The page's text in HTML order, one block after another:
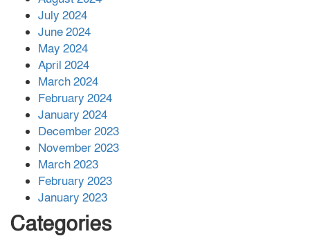
July 2024
June 2024
May 2024
April 2024
March 2024
February 2024
January 2024
December 2023
November 2023
March 2023
February 2023
January 2023
Categories